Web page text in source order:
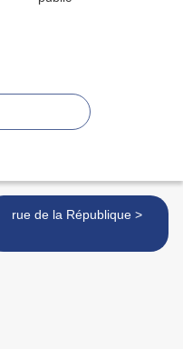
rue de la République >